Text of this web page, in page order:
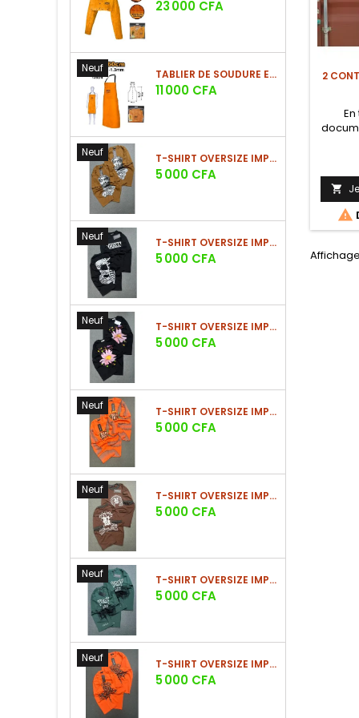
Prix
23 000 CFA
Neuf TABLIER DE SOUDURE EN CUIR DE VACHETTE 90X60 CM - RÉSISTANT AU FEU
Prix
11 000 CFA
Neuf T-SHIRT OVERSIZE IMPRIMÉ STREETWEAR
Prix
5 000 CFA
Neuf T-SHIRT OVERSIZE IMPRIMÉ STREETWEAR
Prix
5 000 CFA
Neuf T-SHIRT OVERSIZE IMPRIMÉ STREETWEAR
Prix
5 000 CFA
Neuf T-SHIRT OVERSIZE IMPRIMÉ STREETWEAR
Prix
5 000 CFA
Neuf T-SHIRT OVERSIZE IMPRIMÉ STREETWEAR
Prix
5 000 CFA
Neuf T-SHIRT OVERSIZE IMPRIMÉ STREETWEAR
Prix
5 000 CFA
Neuf T-SHIRT OVERSIZE IMPRIMÉ STREETWEAR
Prix
5 000 CFA
2

